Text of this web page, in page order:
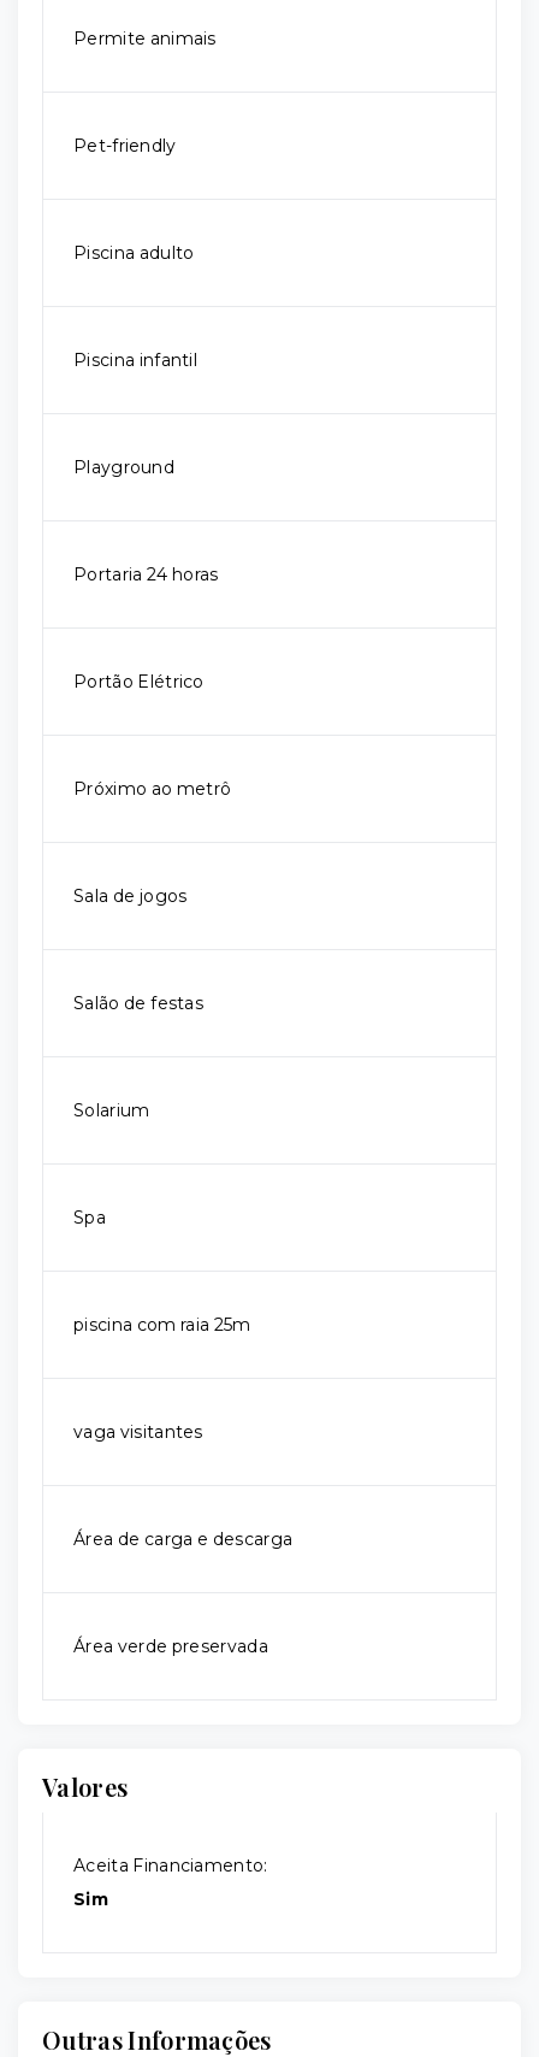
Permite animais
Pet-friendly
Piscina adulto
Piscina infantil
Playground
Portaria 24 horas
Portão Elétrico
Próximo ao metrô
Sala de jogos
Salão de festas
Solarium
Spa
piscina com raia 25m
vaga visitantes
Área de carga e descarga
Área verde preservada
Valores
Aceita Financiamento:
Sim
Outras Informações